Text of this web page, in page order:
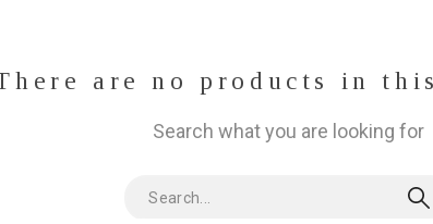
are no products in
Search what you are looking for